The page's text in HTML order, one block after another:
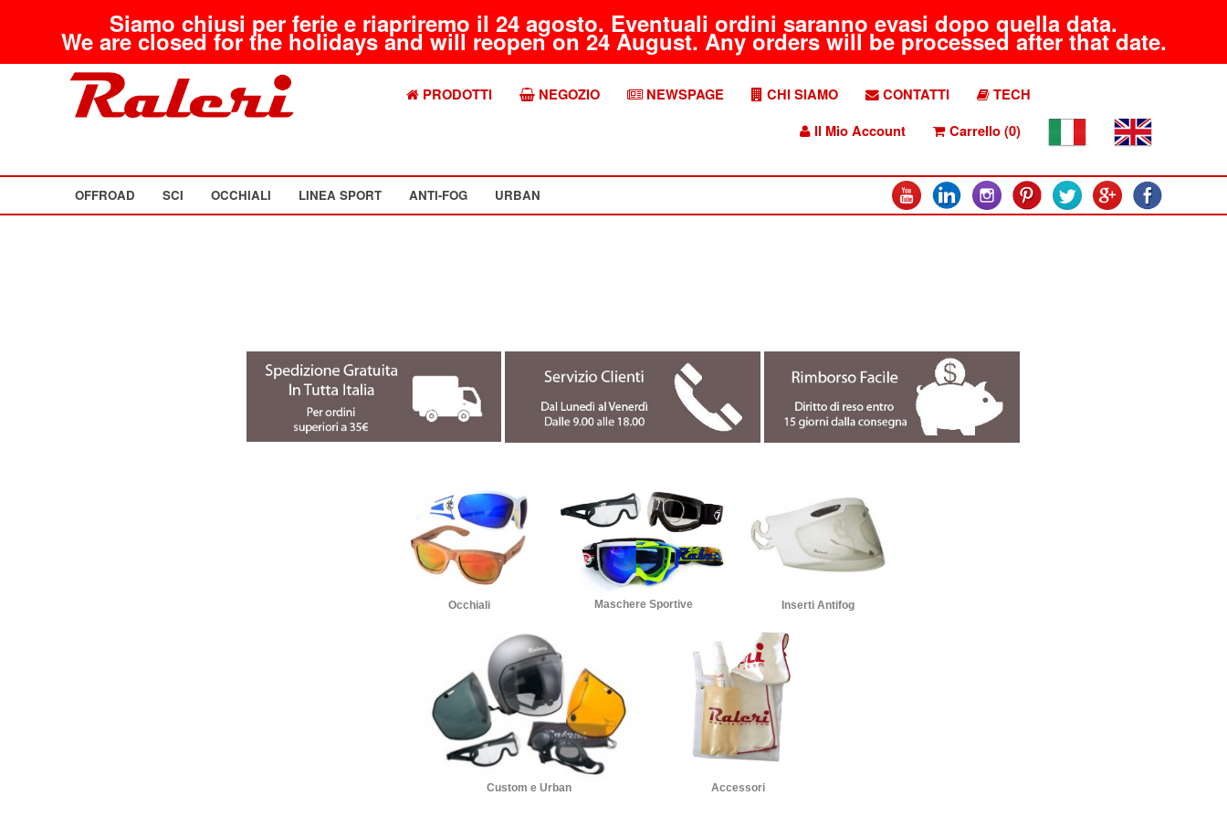
Siamo chiusi per ferie e riapriremo il 24 agosto. Eventuali ordini saranno evasi dopo quella data.
We are closed for the holidays and will reopen on 24 August. Any orders will be processed after that date.
PRODOTTI NEGOZIO NEWSPAGE CHI SIAMO CONTATTI
TECH
Il Mio Account
Carrello (0)
OFFROAD SCI OCCHIALI LINEA SPORT ANTI-FOG URBAN
Occhiali Maschere Sportive Inserti Antifog
Custom e Urban Accessori